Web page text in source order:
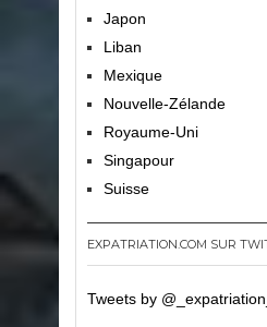
Japon
Liban
Mexique
Nouvelle-Zélande
Royaume-Uni
Singapour
Suisse
EXPATRIATION.COM SUR
Tweets by @_expatriation_